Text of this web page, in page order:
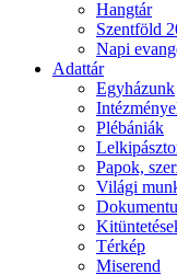
Hangtár
Szentföld
Napi
Adattár
Egyházunk
Plébániák
Papok,
Világi
Térkép
Miserend